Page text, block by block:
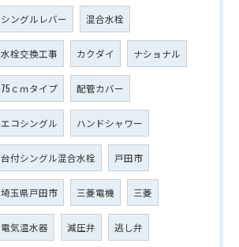
シングルレバー 混合水栓
水栓交換工事 カクダイ ナショナル
75ｃｍタイプ 配管カバー
エコシングル ハンドシャワー
台付シングル混合水栓 戸田市
埼玉県戸田市 三菱電機 三菱
電気温水器 減圧弁 逃し弁